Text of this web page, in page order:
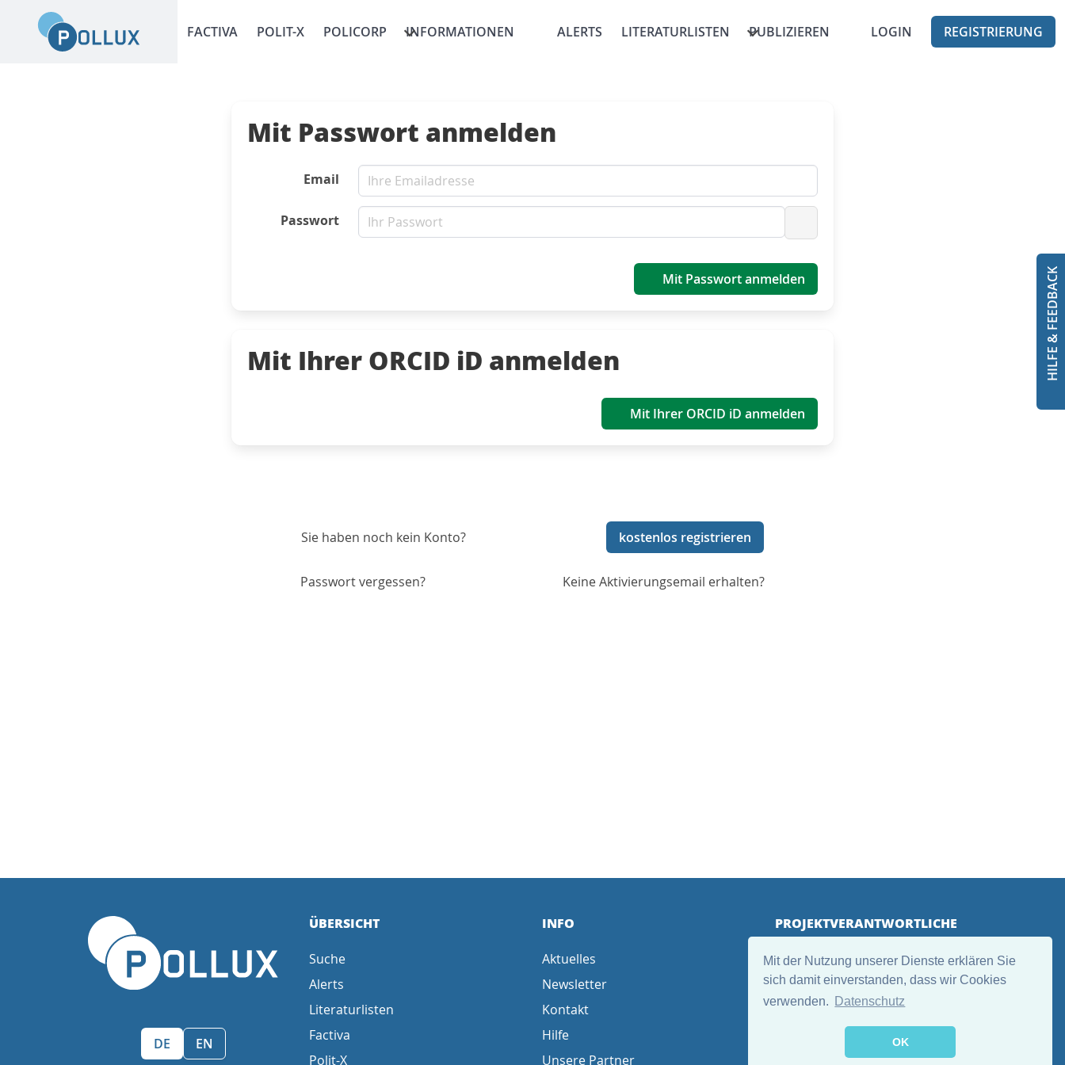
Mit der Nutzung unserer Dienste erklären Sie
sich damit einverstanden, dass wir Cookies
verwenden.
Datenschutz
OK
FACTIVA POLIT-X POLICORP INFORMATIONEN ALERTS LITERATURLISTEN PUBLIZIEREN LOGIN REGISTRIERUNG
HILFE & FEEDBACK
Mit Passwort anmelden
Email
Passwort
Passwort anzeigen
Mit Passwort anmelden
Mit Ihrer ORCID iD anmelden
Mit Ihrer ORCID iD anmelden
Sie haben noch kein Konto? kostenlos registrieren
Passwort vergessen? Keine Aktivierungsemail erhalten?
Sprache wählen/Select language
DE EN
ÜBERSICHT
Suche
Alerts
Literaturlisten
Factiva
Polit-X
INFO
Aktuelles
Newsletter
Kontakt
Hilfe
Unsere Partner
PROJEKTVERANTWORTLICHE